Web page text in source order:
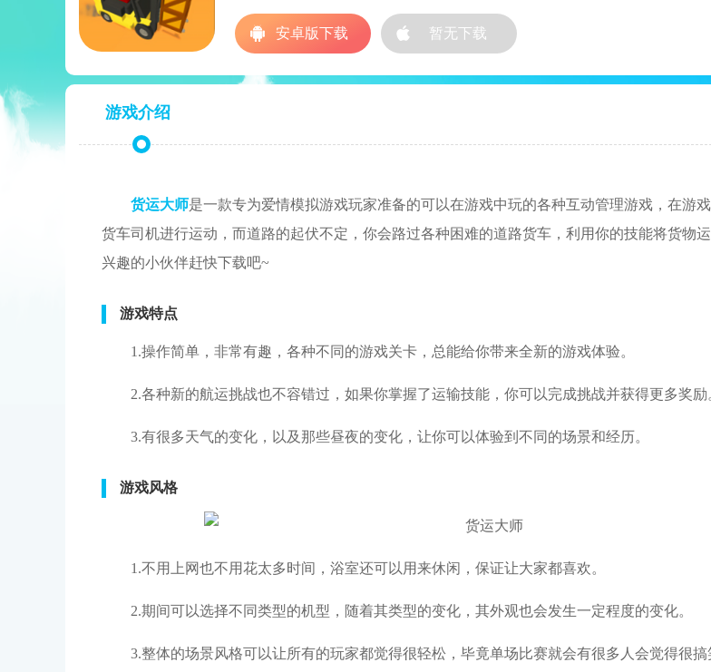
游戏介绍
货运大师是一款专为爱情模拟游戏玩家准备的可以在游戏中玩的各种互动管理游戏，在游
货车司机进行运动，而道路的起伏不定，你会路过各种困难的道路货车，利用你的技能将货物
兴趣的小伙伴赶快下载吧~
游戏特点
1.操作简单，非常有趣，各种不同的游戏关卡，总能给你带来全新的游戏体验。
2.各种新的航运挑战也不容错过，如果你掌握了运输技能，你可以完成挑战并获得更多奖励
3.有很多天气的变化，以及那些昼夜的变化，让你可以体验到不同的场景和经历。
游戏风格
1.不用上网也不用花太多时间，浴室还可以用来休闲，保证让大家都喜欢。
2.期间可以选择不同类型的机型，随着其类型的变化，其外观也会发生一定程度的变化。
3.整体的场景风格可以让所有的玩家都觉得很轻松，毕竟单场比赛就会有很多人会觉得很搞